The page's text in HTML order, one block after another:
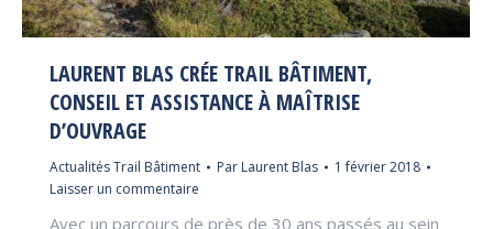
LAURENT BLAS CRÉE TRAIL BÂTIMENT,
CONSEIL ET ASSISTANCE À MAÎTRISE
D’OUVRAGE
Actualités Trail Bâtiment Par Laurent Blas
1 février 2018
Laisser un commentaire
Avec un parcours de près de 30 ans passés au sein